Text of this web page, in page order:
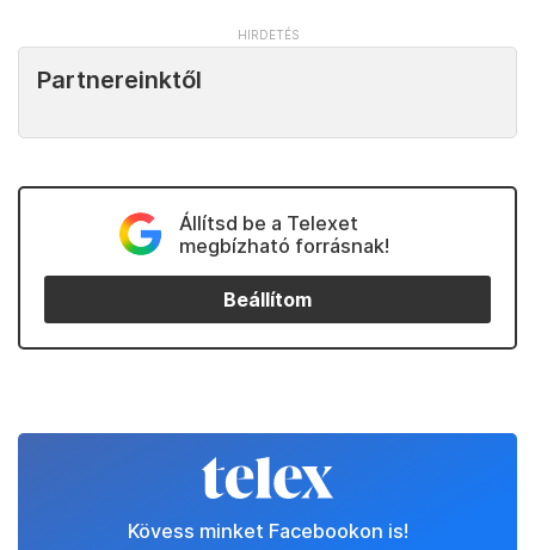
Partnereinktől
Állítsd be a Telexet
megbízható forrásnak!
Beállítom
Kövess minket Facebookon is!